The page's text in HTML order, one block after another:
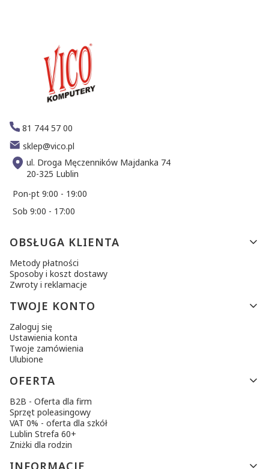
81 744 57 00
sklep@vico.pl
ul. Droga Męczenników Majdanka 74
20-325 Lublin
Pon-pt 9:00 - 19:00
Sob 9:00 - 17:00
Linki w stopce
OBSŁUGA KLIENTA
Metody płatności
Sposoby i koszt dostawy
Zwroty i reklamacje
TWOJE KONTO
Zaloguj się
Ustawienia konta
Twoje zamówienia
Ulubione
OFERTA
B2B - Oferta dla firm
Sprzęt poleasingowy
VAT 0% - oferta dla szkół
Lublin Strefa 60+
Zniżki dla rodzin
INFORMACJE